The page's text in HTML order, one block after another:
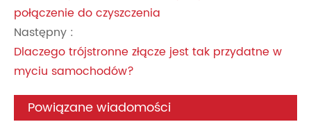
połączenie do czyszczenia
Następny :
Dlaczego trójstronne złącze jest tak przydatne w
myciu samochodów?
Powiązane wiadomości